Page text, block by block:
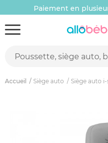
Paiement en
Accueil Siège auto Siège auto i-